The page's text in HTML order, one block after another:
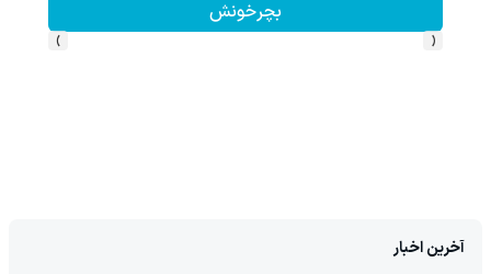
بچرخونش
‹
›
آخرین اخبار